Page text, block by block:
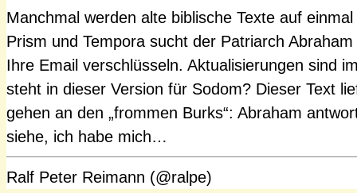
Manchmal werden alte biblische Texte auf
Prism und Tempora sucht der Patriarch
Ihre Email verschlüsseln. Aktualisierungen sind
steht in dieser Version für Sodom? Dieser Text
gehen an den „frommen Burks“: Abraham
siehe, ich habe mich…
Ralf Peter Reimann (@ralpe)